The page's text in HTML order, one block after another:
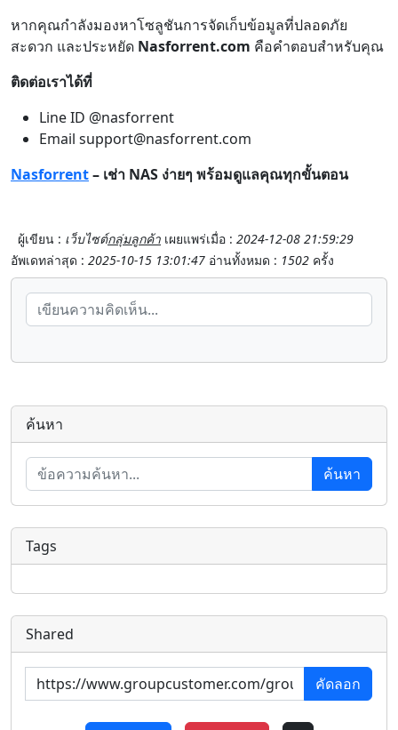
หากคุณกำลังมองหาโซลูชันการจัดเก็บข้อมูลที่ปลอดภัย
สะดวก และประหยัด Nasforrent.com คือคำตอบสำหรับคุณ
ติดต่อเราได้ที่
Line ID @nasforrent
Email support@nasforrent.com
Nasforrent– เช่า NAS ง่ายๆ พร้อมดูแลคุณทุกขั้นตอน
ผู้เขียน : เว็บไซต์กลุ่มลูกค้า เผยแพร่เมื่อ : 2024-12-08 21:59:29
อัพเดทล่าสุด : 2025-10-15 13:01:47 อ่านทั้งหมด : 1502 ครั้ง
ค้นหา
ค้นหา
Tags
Shared
คัดลอก